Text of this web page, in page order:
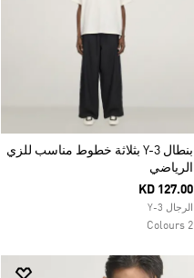
بنطال Y-3 بثلاثة خطوط مناسب للزي
الرياضي
KD 127.00
الرجال Y-3
2 Colours